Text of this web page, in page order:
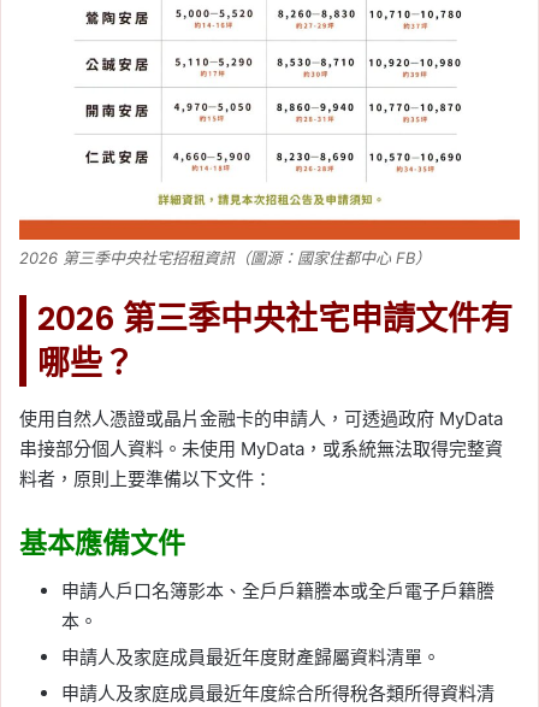
2026 第三季中央社宅招租資訊（圖源：國家住都中心 FB）
2026 第三季中央社宅申請文件有
哪些？
使用自然人憑證或晶片金融卡的申請人，可透過政府 MyData
串接部分個人資料。未使用 MyData，或系統無法取得完整資
料者，原則上要準備以下文件：
基本應備文件
申請人戶口名簿影本、全戶戶籍謄本或全戶電子戶籍謄
本。
申請人及家庭成員最近年度財產歸屬資料清單。
申請人及家庭成員最近年度綜合所得稅各類所得資料清